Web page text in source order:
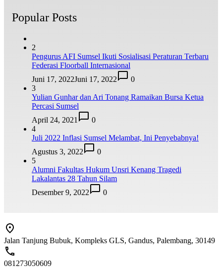
Popular Posts
2
Pengurus AFI Sumsel Ikuti Sosialisasi Peraturan Terbaru
Federasi Floorball Internasional
Juni 17, 2022Juni 17, 2022
0
3
Yulian Gunhar dan Ari Tonang Ramaikan Bursa Ketua
Percasi Sumsel
April 24, 2021
0
4
Juli 2022 Inflasi Sumsel Melambat, Ini Penyebabnya!
Agustus 3, 2022
0
5
Alumni Fakultas Hukum Unsri Kenang Tragedi
Lakalantas 28 Tahun Silam
Desember 9, 2022
0
Jalan Tanjung Bubuk, Kompleks GLS, Gandus, Palembang, 30149
081273050609